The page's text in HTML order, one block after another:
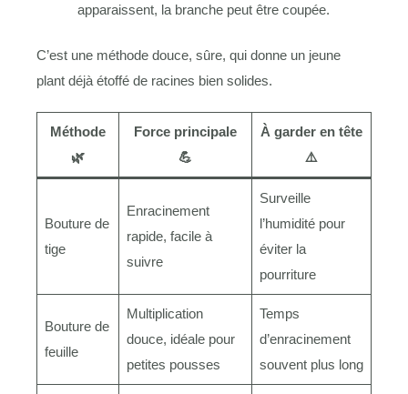
apparaissent, la branche peut être coupée.
C’est une méthode douce, sûre, qui donne un jeune
plant déjà étoffé de racines bien solides.
Méthode
🌿
Force principale
💪
À garder en tête
⚠️
Bouture de
tige
Enracinement
rapide, facile à
suivre
Surveille
l’humidité pour
éviter la
pourriture
Bouture de
feuille
Multiplication
douce, idéale pour
petites pousses
Temps
d’enracinement
souvent plus long